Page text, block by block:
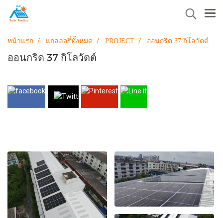
หน้าแรก แกลลอรี่ทั้งหมด PROJECT ออนกริด 37 กิโลวัตต์
ออนกริด 37 กิโลวัตต์